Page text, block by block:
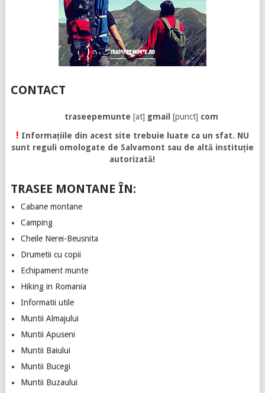
CONTACT
traseepemunte [at] gmail [punct] com
! Informațiile din acest site trebuie luate ca un sfat. NU
sunt reguli omologate de Salvamont sau de altă instituție
autorizată!
TRASEE MONTANE ÎN:
Cabane montane
Camping
Cheile Nerei-Beusnita
Drumetii cu copii
Echipament munte
Hiking in Romania
Informatii utile
Muntii Almajului
Muntii Apuseni
Muntii Baiului
Muntii Bucegi
Muntii Buzaului